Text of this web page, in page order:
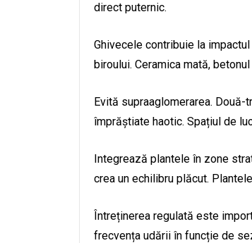
direct puternic.
Ghivecele contribuie la
biroului. Ceramica mată,
Evită supraaglomerarea.
împrăștiate haotic. Spațiul de
Integrează plantele în zone
crea un echilibru plăcut.
Întreținerea regulată este
frecvența udării în funcție de